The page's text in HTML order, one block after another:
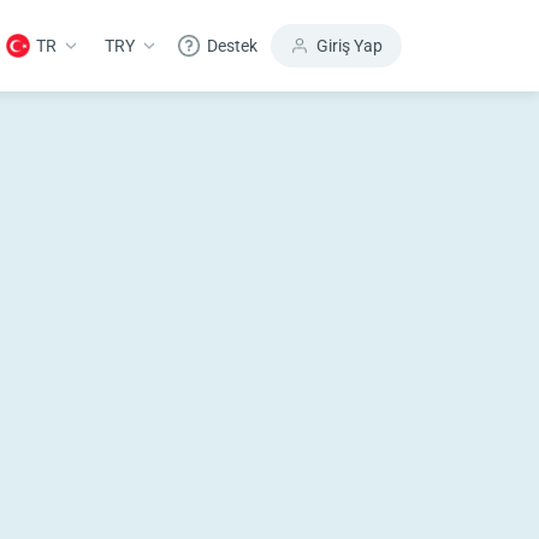
TR TRY Destek Giriş Yap